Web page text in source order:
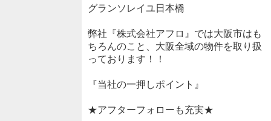
グランソレイユ日本橋
弊社『株式会社アフロ』では大阪市はも
ちろんのこと、大阪全域の物件を取り扱
っております！！
『当社の一押しポイント』
★アフターフォローも充実★